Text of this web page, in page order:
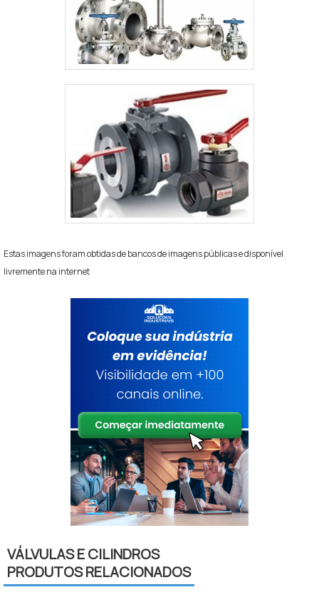
Estas imagens foram obtidas de bancos de imagens públicas e disponível
livremente na internet
VÁLVULAS E CILINDROS
PRODUTOS RELACIONADOS